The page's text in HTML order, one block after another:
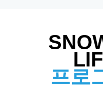
프로